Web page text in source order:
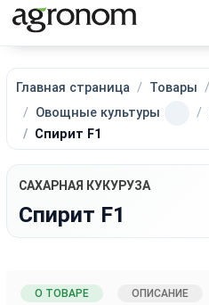
Главная страница Товары
Овощные культуры
Спирит F1
САХАРНАЯ КУКУРУЗА
Спирит F1
О ТОВАРЕ ОПИСАНИЕ